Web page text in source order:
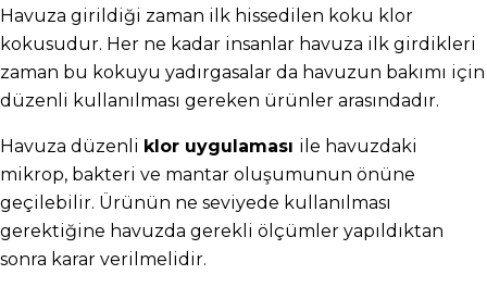
Havuza girildiği zaman ilk hissedilen koku klor
kokusudur. Her ne kadar insanlar havuza ilk girdikleri
zaman bu kokuyu yadırgasalar da havuzun bakımı için
düzenli kullanılması gereken ürünler arasındadır.
Havuza düzenli klor uygulaması ile havuzdaki
mikrop, bakteri ve mantar oluşumunun önüne
geçilebilir. Ürünün ne seviyede kullanılması
gerektiğine havuzda gerekli ölçümler yapıldıktan
sonra karar verilmelidir.